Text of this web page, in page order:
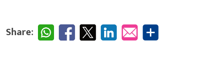
Share: